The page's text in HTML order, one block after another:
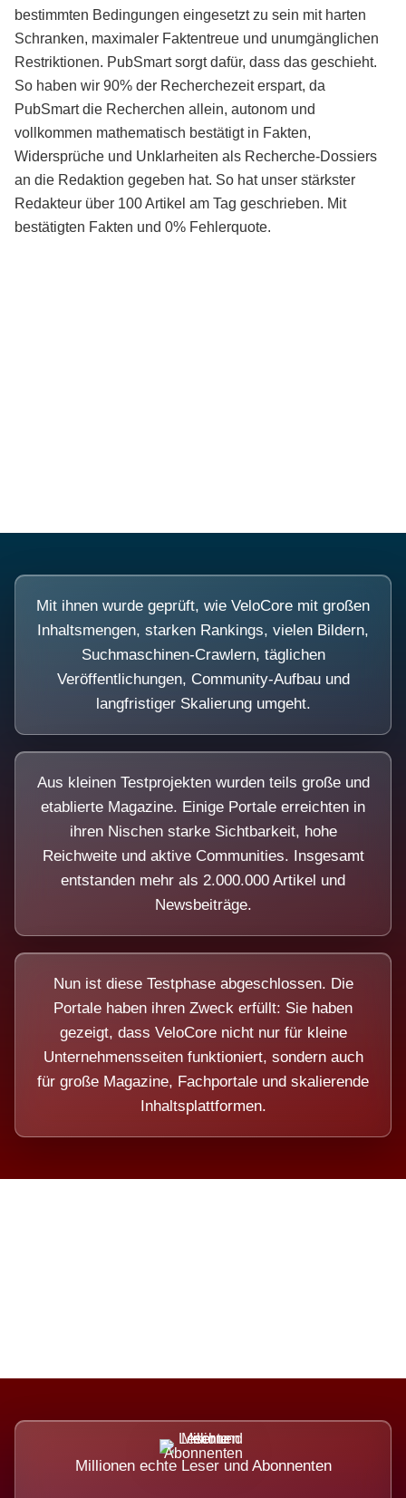
bestimmten Bedingungen eingesetzt zu sein mit harten
Schranken, maximaler Faktentreue und unumgänglichen
Restriktionen. PubSmart sorgt dafür, dass das geschieht.
So haben wir 90% der Recherchezeit erspart, da
PubSmart die Recherchen allein, autonom und
vollkommen mathematisch bestätigt in Fakten,
Widersprüche und Unklarheiten als Recherche-Dossiers
an die Redaktion gegeben hat. So hat unser stärkster
Redakteur über 100 Artikel am Tag geschrieben. Mit
bestätigten Fakten und 0% Fehlerquote.
Mit ihnen wurde geprüft, wie VeloCore mit großen
Inhaltsmengen, starken Rankings, vielen Bildern,
Suchmaschinen-Crawlern, täglichen
Veröffentlichungen, Community-Aufbau und
langfristiger Skalierung umgeht.
Aus kleinen Testprojekten wurden teils große und
etablierte Magazine. Einige Portale erreichten in
ihren Nischen starke Sichtbarkeit, hohe
Reichweite und aktive Communities. Insgesamt
entstanden mehr als 2.000.000 Artikel und
Newsbeiträge.
Nun ist diese Testphase abgeschlossen. Die
Portale haben ihren Zweck erfüllt: Sie haben
gezeigt, dass VeloCore nicht nur für kleine
Unternehmensseiten funktioniert, sondern auch
für große Magazine, Fachportale und skalierende
Inhaltsplattformen.
Millionen echte Leser und Abonnenten